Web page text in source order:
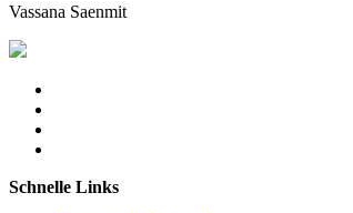
Vassana Saenmit
Schnelle Links